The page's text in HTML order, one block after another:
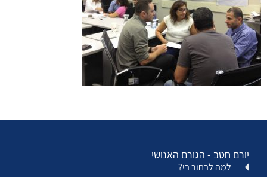
יורם חטב - הגורם האנושי
למה לבחור בי?